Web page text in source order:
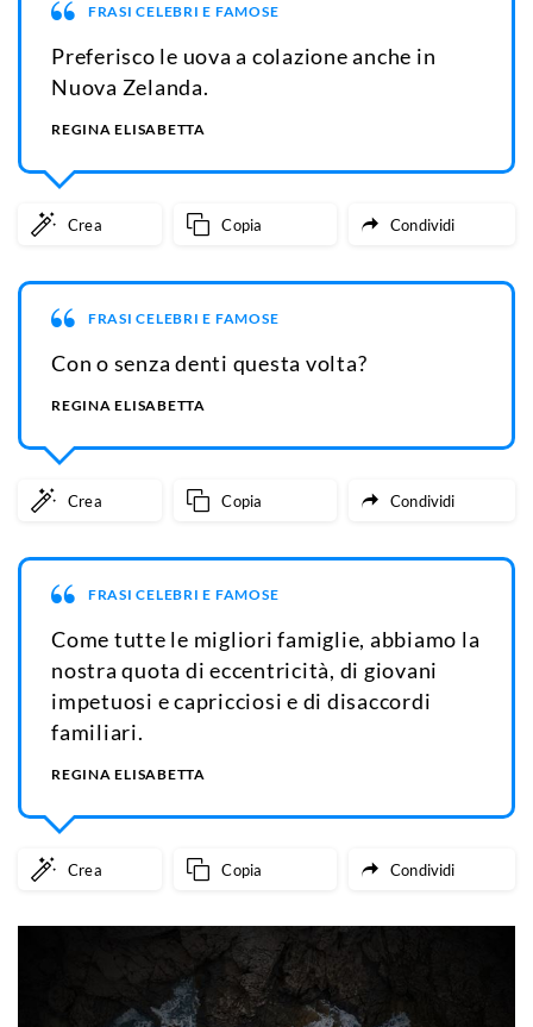
FRASI CELEBRI E FAMOSE
Preferisco le uova a colazione anche in
Nuova Zelanda.
REGINA ELISABETTA
Crea Copia Condividi
FRASI CELEBRI E FAMOSE
Con o senza denti questa volta?
REGINA ELISABETTA
Crea Copia Condividi
FRASI CELEBRI E FAMOSE
Come tutte le migliori famiglie, abbiamo la
nostra quota di eccentricità, di giovani
impetuosi e capricciosi e di disaccordi
familiari.
REGINA ELISABETTA
Crea Copia Condividi